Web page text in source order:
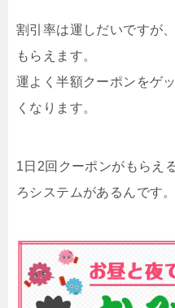
割引率は運しだいですが
もらえます。
運よく半額クーポンをゲ
くなります。
1日2回クーポンがもらえ
ろシステムがあるんです。